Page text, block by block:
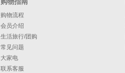
购物流程
会员介绍
生活旅行/团购
常见问题
大家电
联系客服